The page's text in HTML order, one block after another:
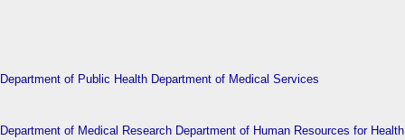
Department of Public Health Department of Medical Services
Department of Medical Research Department of Human Resources for Health